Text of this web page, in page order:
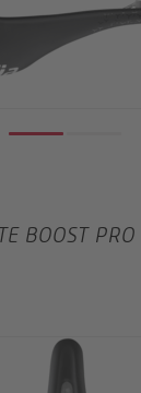
BOOST